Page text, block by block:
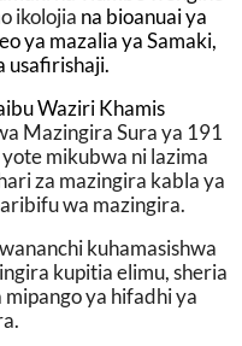
ikolojia na bioanuai ya
ya mazalia ya Samaki,
usafirishaji.
Waziri Khamis
Mazingira Sura ya 191
mikubwa ni lazima
za mazingira kabla ya
wa mazingira.
kuhamasishwa
kupitia elimu, sheria
mipango ya hifadhi ya